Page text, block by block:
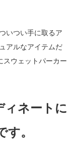
いつい手に取るア
アルなアイテムだ
スウェットパーカー
ィネートに
。